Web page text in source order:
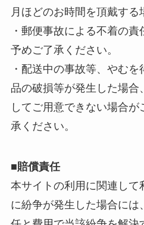
月ほどのお時間を頂戴する
・郵便事故による不着の
予めご了承ください。
・配送中の事故等、やむ
品の破損等が発生した場合
してご用意できない場合
承ください。
■賠償責任
本サイトの利用に関連して
に紛争が発生した場合には